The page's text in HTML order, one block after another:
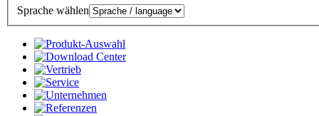
Sprache wählen